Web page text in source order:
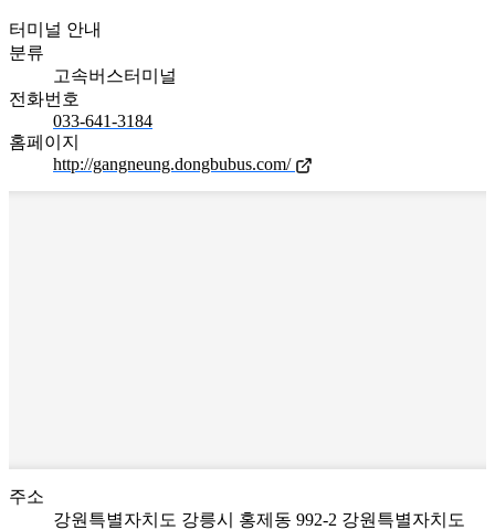
터미널 안내
분류
고속버스터미널
전화번호
033-641-3184
홈페이지
http://gangneung.dongbubus.com/
주소
강원특별자치도 강릉시 홍제동 992-2 강원특별자치도